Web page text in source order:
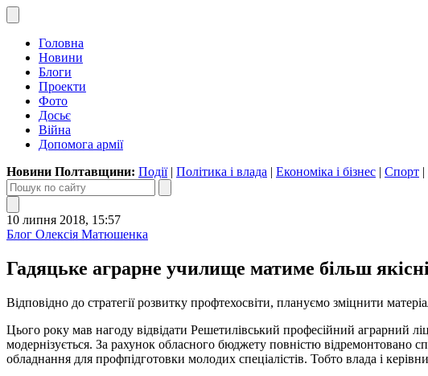
Головна
Новини
Блоги
Проекти
Фото
Досьє
Війна
Допомога армії
Новини Полтавщини: Події| Політика і влада | Економіка і бізнес | Спорт |
10 липня 2018, 15:57
Блог Олексія Матюшенка
Гадяцьке аграрне училище матиме більш
Відповідно до стратегії розвитку профтехосвіти, плануємо зміцнити
Цього року мав нагоду відвідати Решетилівський професійний аграрний
модернізується. За рахунок обласного бюджету повністю відремонтовано
обладнання для профпідготовки молодих спеціалістів. Тобто влада і